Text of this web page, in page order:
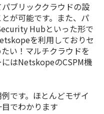
ブリッククラウドの設
が可能です。また、パ
Hubといった形で
を利用しておりセ
い！マルチクラウドを
はNetskopeのCSPM機
です。ほとんどモザイ
でわかります